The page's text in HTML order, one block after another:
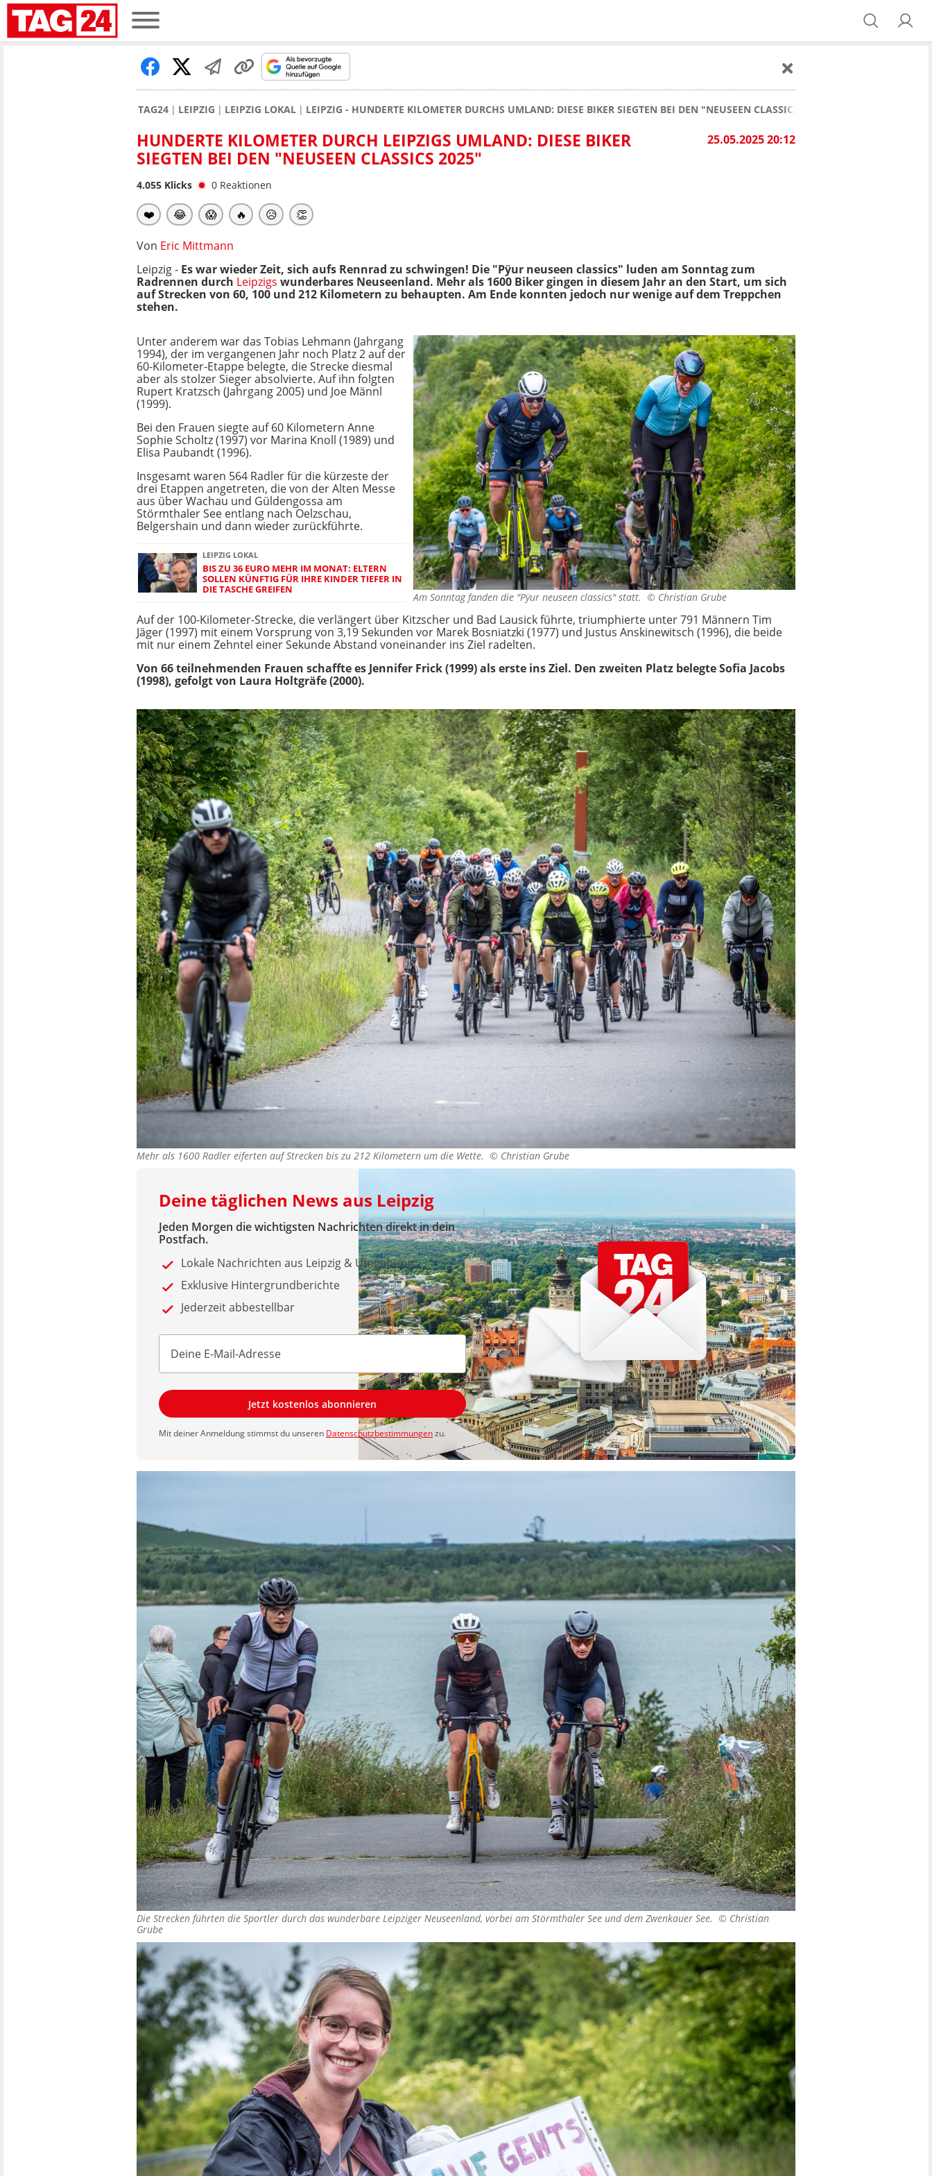
TAG24 LEIPZIG LEIPZIG LOKAL LEIPZIG - HUNDERTE KILOMETER DURCHS UMLAND: DIESE BIKER SIEGTEN BEI DEN "NEUSEEN CLASSICS 2025"
25.05.2025 20:12
HUNDERTE KILOMETER DURCH LEIPZIGS UMLAND: DIESE BIKER
SIEGTEN BEI DEN "NEUSEEN CLASSICS 2025"
4.055 Klicks 0 Reaktionen
❤️ 😂 😱 🔥 😥 👏
Von Eric Mittmann
Leipzig - Es war wieder Zeit, sich aufs Rennrad zu schwingen! Die "Pÿur neuseen classics" luden am Sonntag zum
Radrennen durch Leipzigs wunderbares Neuseenland. Mehr als 1600 Biker gingen in diesem Jahr an den Start, um sich
auf Strecken von 60, 100 und 212 Kilometern zu behaupten. Am Ende konnten jedoch nur wenige auf dem Treppchen
stehen.
Am Sonntag fanden die "Pÿur neuseen classics" statt. © Christian Grube
Unter anderem war das Tobias Lehmann (Jahrgang
1994), der im vergangenen Jahr noch Platz 2 auf der
60-Kilometer-Etappe belegte, die Strecke diesmal
aber als stolzer Sieger absolvierte. Auf ihn folgten
Rupert Kratzsch (Jahrgang 2005) und Joe Männl
(1999).
Bei den Frauen siegte auf 60 Kilometern Anne
Sophie Scholtz (1997) vor Marina Knoll (1989) und
Elisa Paubandt (1996).
Insgesamt waren 564 Radler für die kürzeste der
drei Etappen angetreten, die von der Alten Messe
aus über Wachau und Güldengossa am
Störmthaler See entlang nach Oelzschau,
Belgershain und dann wieder zurückführte.
LEIPZIG LOKAL
BIS ZU 36 EURO MEHR IM MONAT: ELTERN
SOLLEN KÜNFTIG FÜR IHRE KINDER TIEFER IN
DIE TASCHE GREIFEN
Auf der 100-Kilometer-Strecke, die verlängert über Kitzscher und Bad Lausick führte, triumphierte unter 791 Männern Tim
Jäger (1997) mit einem Vorsprung von 3,19 Sekunden vor Marek Bosniatzki (1977) und Justus Anskinewitsch (1996), die beide
mit nur einem Zehntel einer Sekunde Abstand voneinander ins Ziel radelten.
Von 66 teilnehmenden Frauen schaffte es Jennifer Frick (1999) als erste ins Ziel. Den zweiten Platz belegte Sofia Jacobs
(1998), gefolgt von Laura Holtgräfe (2000).
Mehr als 1600 Radler eiferten auf Strecken bis zu 212 Kilometern um die Wette. © Christian Grube
Deine täglichen News aus Leipzig
Jeden Morgen die wichtigsten Nachrichten direkt in dein
Postfach.
Lokale Nachrichten aus Leipzig & Umgebung
Exklusive Hintergrundberichte
Jederzeit abbestellbar
Jetzt kostenlos abonnieren
Mit deiner Anmeldung stimmst du unseren Datenschutzbestimmungenzu.
Die Strecken führten die Sportler durch das wunderbare Leipziger Neuseenland, vorbei am Störmthaler See und dem Zwenkauer See. © Christian
Grube